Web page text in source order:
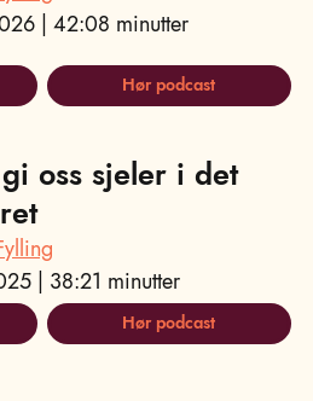
| 42:08 minutter
Hør podcast
oss sjeler i det
| 38:21 minutter
Hør podcast